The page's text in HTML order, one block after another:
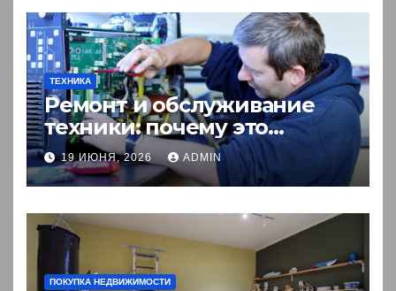
ТЕХНИКА
Ремонт и обслуживание
техники: почему это
выгоднее покупки новой?
19 ИЮНЯ, 2026 ADMIN
ПОКУПКА НЕДВИЖИМОСТИ